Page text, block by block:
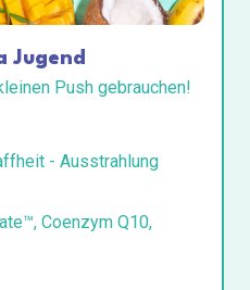
Jugend
Push gebrauchen!
- Ausstrahlung
Coenzym Q10,